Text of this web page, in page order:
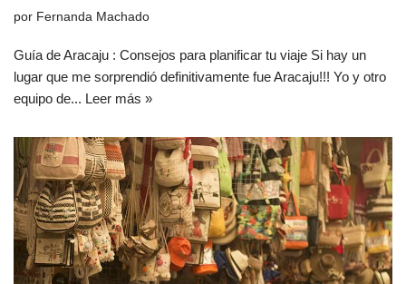
por Fernanda Machado
Guía de Aracaju : Consejos para planificar tu viaje Si hay un
lugar que me sorprendió definitivamente fue Aracaju!!! Yo y otro
equipo de... Leer más »